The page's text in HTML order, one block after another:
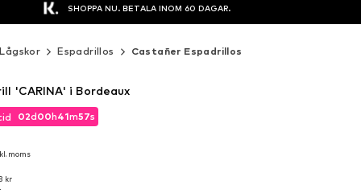
SHOPPA NU. BETALA INOM 60 DAGAR.
Lågskor Espadrillos Castañer Espadrillos
02d00h41m56s
moms
kr
02d00h41m56s
moms
'CARINA' i Bordeaux